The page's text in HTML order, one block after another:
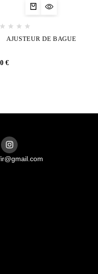
AJUSTEUR DE BAGUE
€